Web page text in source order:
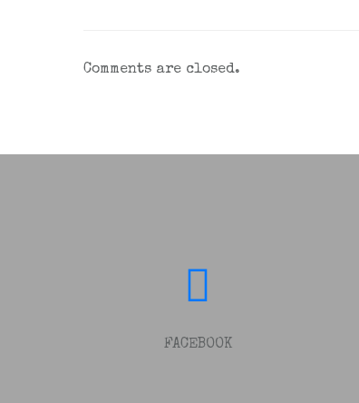
Comments are closed.
FACEBOOK